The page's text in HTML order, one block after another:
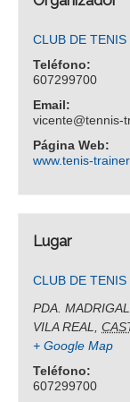
CLUB DE TENIS
Teléfono:
607299700
Email:
vicente@tennis-
Página Web:
www.tenis-
Lugar
CLUB DE TENIS
PDA.
VILA REAL
+ Google Map
Teléfono:
607299700